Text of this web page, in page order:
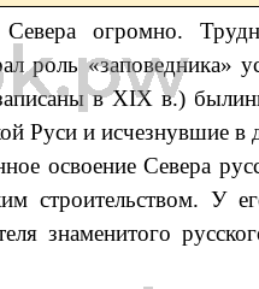
Севера огромно.
роль «заповедника»
в XIX в.)
Руси и исчезнувшие в
освоение Севера
строительством. У
знаменитого